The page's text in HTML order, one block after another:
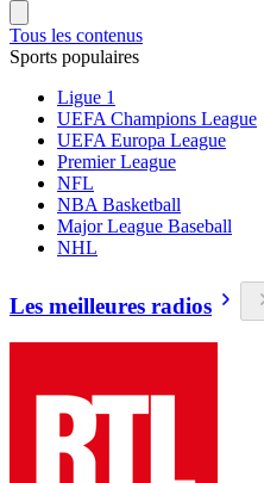
Tous les contenus
Sports populaires
Ligue 1
UEFA Champions League
UEFA Europa League
Premier League
NFL
NBA Basketball
Major League Baseball
NHL
Les meilleures radios